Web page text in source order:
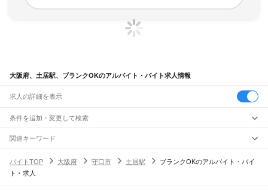
大阪府、土居駅、ブランクOKのアルバイト・バイト求人情報
求人の詳細を表示
条件を追加・変更して検索
市区町村を追加・変更
大阪府すべて
大阪市
駅を追加・変更
職種を追加・変更
関連キーワード
バイトTOP
大阪府 守口市 土居駅
ブランクOKのアルバイト・バイ
ト・求人